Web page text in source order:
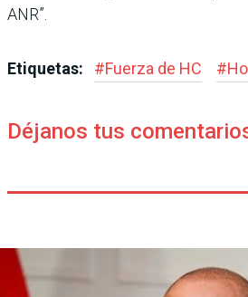
ANR”.
Etiquetas: #Fuerza de HC #
Déjanos tus